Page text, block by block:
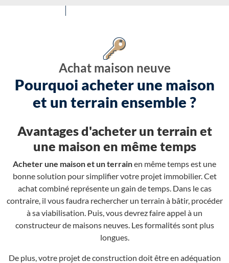
Achat maison neuve
Pourquoi acheter une maison
et un terrain ensemble ?
Avantages d'acheter un terrain et
une maison en même temps
Acheter une maison et un terrainen même temps est une
bonne solution pour simplifier votre projet immobilier. Cet
achat combiné représente un gain de temps. Dans le cas
contraire, il vous faudra rechercher un terrain à bâtir, procéder
à sa viabilisation. Puis, vous devrez faire appel à un
constructeur de maisons neuves. Les formalités sont plus
longues.
De plus, votre projet de construction doit être en adéquation